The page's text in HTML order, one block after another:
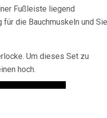
Fußleiste liegend
die Bauchmuskeln und Sie
Um dieses Set zu
hoch.